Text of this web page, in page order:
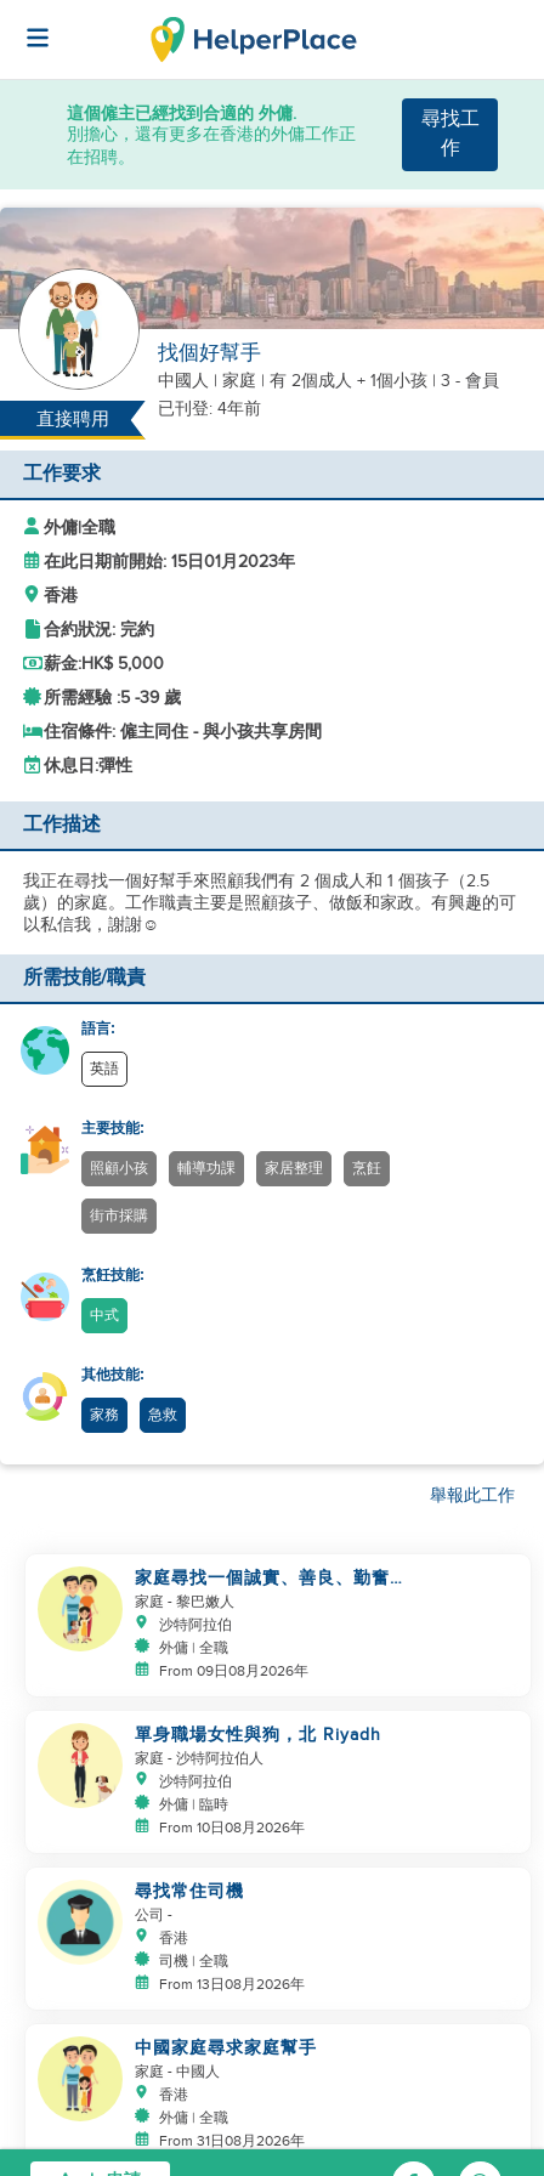
這個僱主已經找到合適的 外傭.
別擔心，還有更多在香港的外傭工作正
在招聘。
尋找工
作
直接聘用
找個好幫手
中國人 | 家庭 | 有 2個成人 + 1個小孩 | 3 - 會員
已刊登: 4年前
工作要求
外傭|全職
在此日期前開始: 15日01月2023年
香港
合約狀況: 完約
薪金:HK$ 5,000
所需經驗 :5 -39 歲
住宿條件: 僱主同住 - 與小孩共享房間
休息日:彈性
工作描述
我正在尋找一個好幫手來照顧我們有 2 個成人和 1 個孩子（2.5
歲）的家庭。工作職責主要是照顧孩子、做飯和家政。有興趣的可
以私信我，謝謝☺️
所需技能/職責
語言:
英語
主要技能:
照顧小孩 輔導功課 家居整理 烹飪
街市採購
烹飪技能:
中式
其他技能:
家務 急救
舉報此工作
家庭尋找一個誠實、善良、勤奮的
工作者
家庭 - 黎巴嫩人
沙特阿拉伯
外傭 | 全職
From 09日08月2026年
單身職場女性與狗，北 Riyadh
家庭 - 沙特阿拉伯人
沙特阿拉伯
外傭 | 臨時
From 10日08月2026年
尋找常住司機
公司 -
香港
司機 | 全職
From 13日08月2026年
中國家庭尋求家庭幫手
家庭 - 中國人
香港
外傭 | 全職
From 31日08月2026年